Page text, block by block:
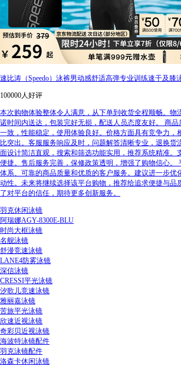
速比涛（Speedo）泳裤男动感舒适高弹专业训练速干及膝
100000人好评
本次购物体验整体令人满意，从下单到收货全程顺畅。物
诺时间内送达，包装完好无损，配送人员态度友好。 商
一致，性能稳定，使用体验良好。价格方面具有竞争力，
比突出。客服服务响应及时，问题解答清晰专业，退换货
面设计简洁直观，搜索和筛选功能实用，推荐系统精准。
便捷。售后服务完善，保修政策透明，增强了购物信心。
体系、可靠的商品质量和优质的客户服务。建议进一步优
动性。未来将继续选择该平台购物，推荐给追求便捷与品
了对平台的信任，期待更多创新服务。
羽克休闲泳镜
阿瑞娜AGY-8300E-BLU
时尚大框泳镜
名舰泳镜
舒漫竞速泳镜
LANE4防雾泳镜
深信泳镜
CRESSI平光泳镜
汐歌儿竞速泳镜
雅丽嘉泳镜
苦旅平光泳镜
欣速近视泳镜
奇彩贝近视泳镜
海波特泳镜配件
羽克泳镜配件
洛森卡休闲泳镜